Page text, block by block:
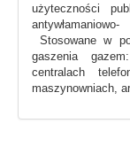
użyteczności
Stosowane w
gaszenia
centralach
maszynowniach,